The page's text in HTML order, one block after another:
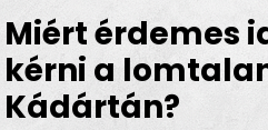
Miért érdemes
kérni a
Kádártán?